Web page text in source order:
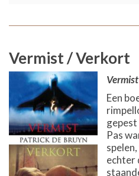
Vermist / Verkort
Vermist
Een
gepest
Pas
echter